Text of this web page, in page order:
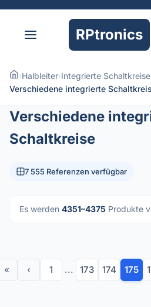
RPtronics
›Halbleiter›Integrierte Schaltkreise
Verschiedene integrierte
Verschiedene
Schaltkreise
7 555 Referenzen verfügbar
Es werden 4351–4375 Produkte
« ‹ 1 ... 173 174 175